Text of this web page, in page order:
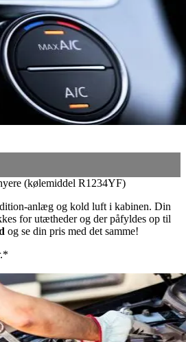
(kølemiddel R1234YF)
anlæg og kold luft i kabinen. Din
for utætheder og der påfyldes op til
og se din pris med det samme!